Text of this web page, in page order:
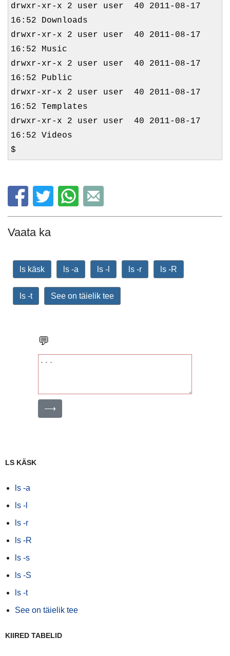
drwxr-xr-x 2 user user 40 2011-08-17
16:52 Downloads
drwxr-xr-x 2 user user 40 2011-08-17
16:52 Music
drwxr-xr-x 2 user user 40 2011-08-17
16:52 Public
drwxr-xr-x 2 user user 40 2011-08-17
16:52 Templates
drwxr-xr-x 2 user user 40 2011-08-17
16:52 Videos
$
Vaata ka
ls käsk ls -a ls -l ls -r ls -R
ls -t See on täielik tee
💬
⟶
LS KÄSK
ls -a
ls -l
ls -r
ls -R
ls -s
ls -S
ls -t
See on täielik tee
KIIRED TABELID